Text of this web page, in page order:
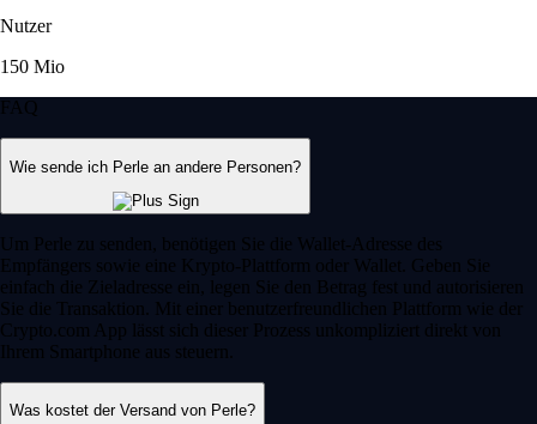
Nutzer
150 Mio
FAQ
Wie sende ich Perle an andere Personen?
Um Perle zu senden, benötigen Sie die Wallet-Adresse des
Empfängers sowie eine Krypto-Plattform oder Wallet. Geben Sie
einfach die Zieladresse ein, legen Sie den Betrag fest und autorisieren
Sie die Transaktion. Mit einer benutzerfreundlichen Plattform wie der
Crypto.com App lässt sich dieser Prozess unkompliziert direkt von
Ihrem Smartphone aus steuern.
Was kostet der Versand von Perle?